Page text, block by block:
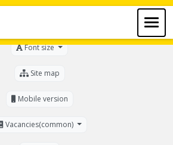
Font size
Site map
Mobile version
Vacancies(common)